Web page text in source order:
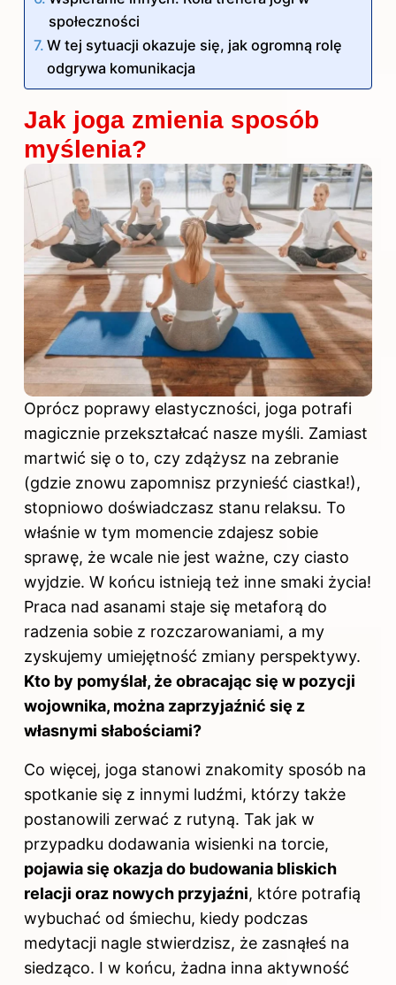
społeczności
W tej sytuacji okazuje się, jak ogromną rolę
odgrywa komunikacja
Jak joga zmienia sposób
myślenia?
Oprócz poprawy elastyczności, joga potrafi
magicznie przekształcać nasze myśli. Zamiast
martwić się o to, czy zdążysz na zebranie
(gdzie znowu zapomnisz przynieść ciastka!),
stopniowo doświadczasz stanu relaksu. To
właśnie w tym momencie zdajesz sobie
sprawę, że wcale nie jest ważne, czy ciasto
wyjdzie. W końcu istnieją też inne smaki życia!
Praca nad asanami staje się metaforą do
radzenia sobie z rozczarowaniami, a my
zyskujemy umiejętność zmiany perspektywy.
Kto by pomyślał, że obracając się w pozycji
wojownika, można zaprzyjaźnić się z
własnymi słabościami?
Co więcej, joga stanowi znakomity sposób na
spotkanie się z innymi ludźmi, którzy także
postanowili zerwać z rutyną. Tak jak w
przypadku dodawania wisienki na torcie,
pojawia się okazja do budowania bliskich
relacji oraz nowych przyjaźni, które potrafią
wybuchać od śmiechu, kiedy podczas
medytacji nagle stwierdzisz, że zasnąłeś na
siedząco. I w końcu, żadna inna aktywność